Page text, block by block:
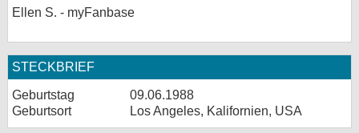
Ellen S. - myFanbase
STECKBRIEF
Geburtstag
09.06.1988
Geburtsort
Los Angeles, Kalifornien, USA
Kontakt
Nutzungsbedingungen
Datenschutz